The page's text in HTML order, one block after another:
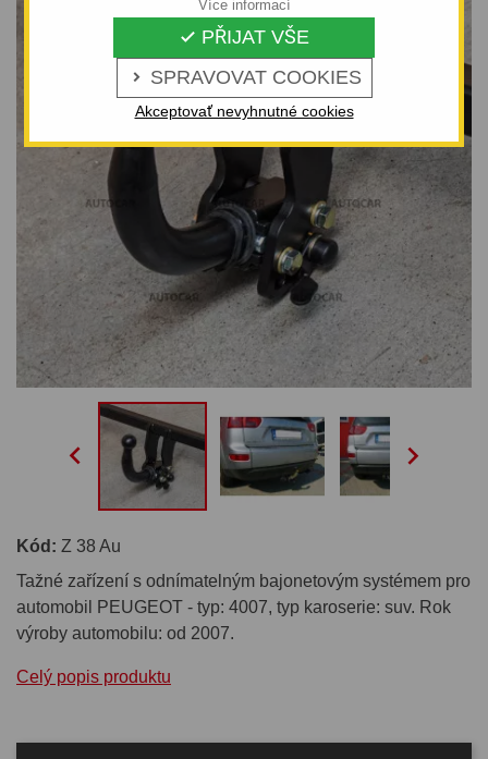
 SPRAVOVAT COOKIES
 PŘIJAT VŠE
Akceptovať nevyhnutné cookies
Více informací
 
Kód: Z 38 Au
Tažné zařízení s odnímatelným bajonetovým systémem pro
automobil PEUGEOT - typ: 4007, typ karoserie: suv. Rok
výroby automobilu: od 2007.
Celý popis produktu